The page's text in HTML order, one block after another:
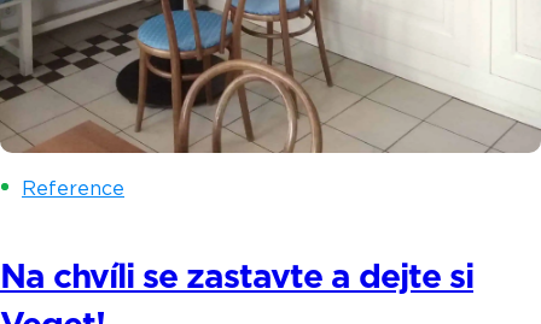
Reference
Na chvíli se zastavte a dejte si